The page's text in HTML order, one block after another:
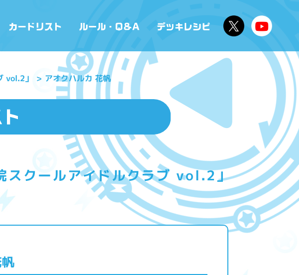
vol.2」 アオクハルカ 花帆
スクールアイドルクラブ vol.2」